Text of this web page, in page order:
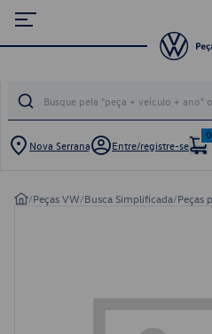
Nova Serrana Entre/registre-se
0
/Peças VW/Busca Simplificada/Peças